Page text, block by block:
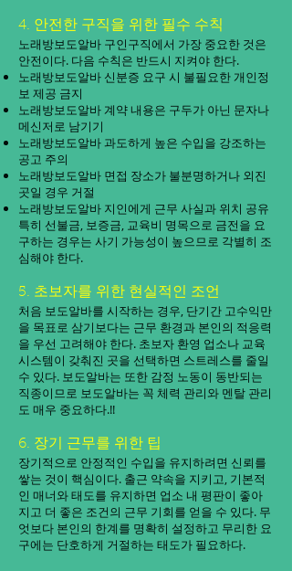
4. 안전한 구직을 위한 필수 수칙
노래방보도알바 구인구직에서 가장 중요한 것은
안전이다. 다음 수칙은 반드시 지켜야 한다.
노래방보도알바 신분증 요구 시 불필요한 개인정
보 제공 금지
노래방보도알바 계약 내용은 구두가 아닌 문자나
메신저로 남기기
노래방보도알바 과도하게 높은 수입을 강조하는
공고 주의
노래방보도알바 면접 장소가 불분명하거나 외진
곳일 경우 거절
노래방보도알바 지인에게 근무 사실과 위치 공유
특히 선불금, 보증금, 교육비 명목으로 금전을 요
구하는 경우는 사기 가능성이 높으므로 각별히 조
심해야 한다.
5. 초보자를 위한 현실적인 조언
처음 보도알바를 시작하는 경우, 단기간 고수익만
을 목표로 삼기보다는 근무 환경과 본인의 적응력
을 우선 고려해야 한다. 초보자 환영 업소나 교육
시스템이 갖춰진 곳을 선택하면 스트레스를 줄일
수 있다. 보도알바는 또한 감정 노동이 동반되는
직종이므로 보도알바는 꼭 체력 관리와 멘탈 관리
도 매우 중요하다.!!
6. 장기 근무를 위한 팁
장기적으로 안정적인 수입을 유지하려면 신뢰를
쌓는 것이 핵심이다. 출근 약속을 지키고, 기본적
인 매너와 태도를 유지하면 업소 내 평판이 좋아
지고 더 좋은 조건의 근무 기회를 얻을 수 있다. 무
엇보다 본인의 한계를 명확히 설정하고 무리한 요
구에는 단호하게 거절하는 태도가 필요하다.